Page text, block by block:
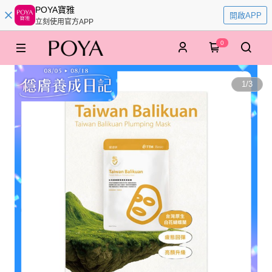
POYA寶雅
立刻使用官方APP
開啟APP
0
1/3